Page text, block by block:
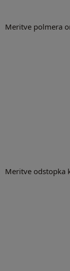
Meritve polmera
Meritve odstopka